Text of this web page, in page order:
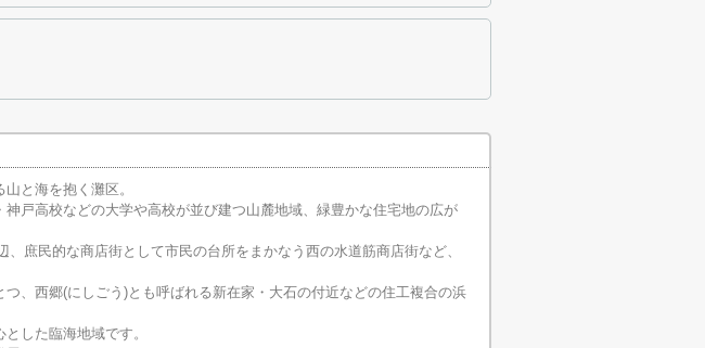
と海を抱く灘区。
戸高校などの大学や高校が並び建つ山麓地域、緑豊かな住宅地の広が
庶民的な商店街として市民の台所をまかなう西の水道筋商店街など、
、西郷(にしごう)とも呼ばれる新在家・大石の付近などの住工複合の浜
した臨海地域です。